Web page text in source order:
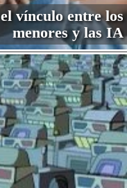
vínculo entre los
menores y las IA